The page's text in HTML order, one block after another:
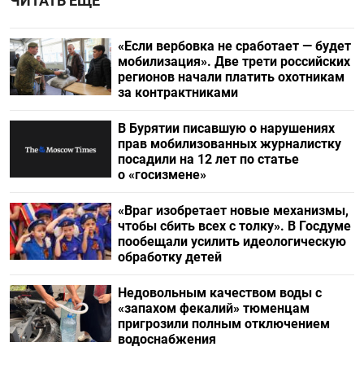
«Если вербовка не сработает — будет
мобилизация». Две трети российских
регионов начали платить охотникам
за контрактниками
В Бурятии писавшую о нарушениях
прав мобилизованных журналистку
посадили на 12 лет по статье
о «госизмене»
«Враг изобретает новые механизмы,
чтобы сбить всех с толку». В Госдуме
пообещали усилить идеологическую
обработку детей
Недовольным качеством воды с
«запахом фекалий» тюменцам
пригрозили полным отключением
водоснабжения